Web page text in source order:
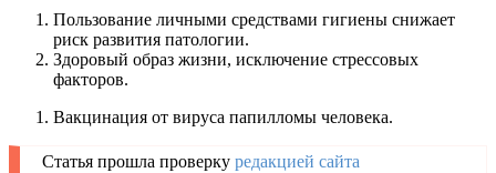
Пользование личными средствами гигиены снижает
риск развития патологии.
Здоровый образ жизни, исключение стрессовых
факторов.
Вакцинация от вируса папилломы человека.
Статья прошла проверку редакцией сайта